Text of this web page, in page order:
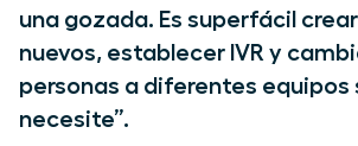
una gozada. Es superfácil
nuevos, establecer IVR y
personas a diferentes equipos
necesite”.